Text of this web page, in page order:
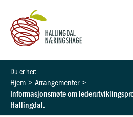
innholdet
Hjem
Arrangementer
Informasjonsmøte om
Hallingdal.